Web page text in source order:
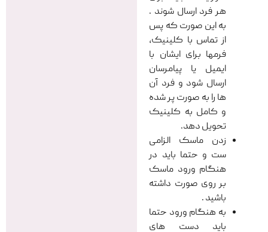
هر فرد ارسال شوند .
به این صورت که پس
از تماس با کلینیک،
فرمها برای ایشان با
ایمیل یا پیامرسان
ارسال شود و فرد آن
ها را به صورت پر شده
و کامل به کلینیک
تحویل دهد.
زدن ماسک الزامی
ست و حتما باید در
هنگام ورود ماسک
بر روی صورت داشته
باشید .
به هنگام ورود حتما
باید دست های